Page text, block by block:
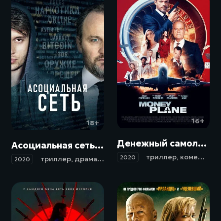
18+
Асоциальная сеть / Silk Road (2020)
2020 триллер, драма,криминал
16+
Денежный самолёт / Money Plane (2020)
2020 триллер, комедия